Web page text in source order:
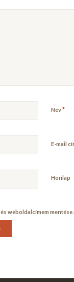
Név*
E-mail
Honlap
és weboldalcímem